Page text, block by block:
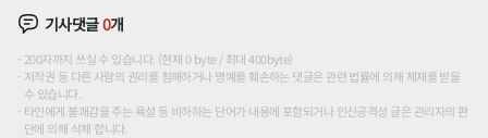
기사댓글0개
200자까지 쓰실 수 있습니다. (현재 0 byte / 최대 400byte)
저작권 등 다른 사람의 권리를 침해하거나 명예를 훼손하는 댓글은 관련 법률에 의해 제재를 받을
수 있습니다.
타인에게 불쾌감을 주는 욕설 등 비하하는 단어가 내용에 포함되거나 인신공격성 글은 관리자의 판
단에 의해 삭제 합니다.